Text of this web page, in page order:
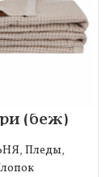
(беж)
,Пледы,